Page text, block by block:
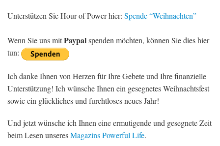
Unterstützen Sie Hour of Power hier: Spende “Weihnachten”
Wenn Sie uns mitPaypalspenden möchten, können Sie dies hier
tun:
Ich danke Ihnen von Herzen für Ihre Gebete und Ihre finanzielle
Unterstützung! Ich wünsche Ihnen ein gesegnetes Weihnachtsfest
sowie ein glückliches und furchtloses neues Jahr!
Und jetzt wünsche ich Ihnen eine ermutigende und gesegnete Zeit
beim Lesen unseresMagazins Powerful Life.